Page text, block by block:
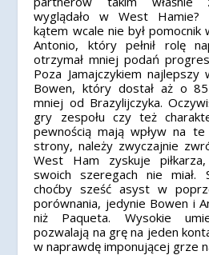
wyglądało w West
kątem wcale nie był
Antonio, który pełnił rolę
otrzymał mniej podań
Poza Jamajczykiem najlepszy
Bowen, który dostał aż o
mniej od Brazylijczyka.
gry zespołu czy też
pewnością mają wpływ na
strony, należy zwyczajnie
West Ham zyskuje
swoich szeregach nie miał.
choćby sześć asyst w
porównania, jedynie Bowen i
niż Paqueta. Wysokie
pozwalają na grę na jeden
w naprawdę imponującej grze